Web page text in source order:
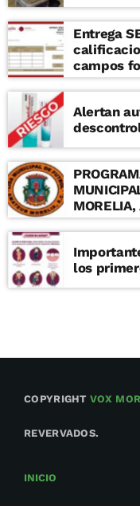
Entrega
campos
Alertan
MORELIA,
los
COPYRIGHTVOX
REVERVADOS.
INICIO